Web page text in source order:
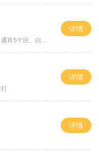
区、白天10个区
详情
详情
详情